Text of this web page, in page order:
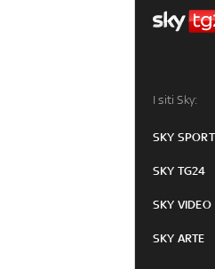
I siti Sky:
SKY SPORT
SKY TG24
SKY VIDEO
SKY ARTE